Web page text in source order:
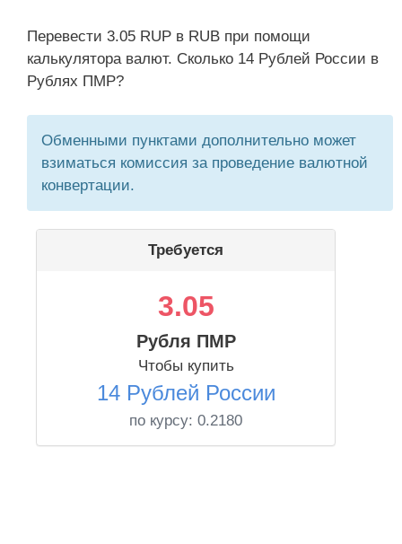
Перевести 3.05 RUP в RUB при помощи
калькулятора валют. Сколько 14 Рублей России в
Рублях ПМР?
Обменными пунктами дополнительно может
взиматься комиссия за проведение валютной
конвертации.
Требуется
3.05
Рубля ПМР
Чтобы купить
14 Рублей России
по курсу: 0.2180